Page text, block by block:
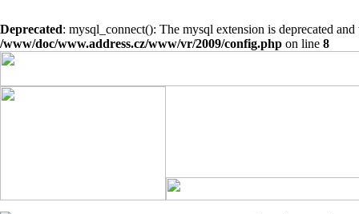
Deprecated: mysql_connect(): The mysql extension is deprecated
/www/doc/www.address.cz/www/vr/2009/config.php on line 8